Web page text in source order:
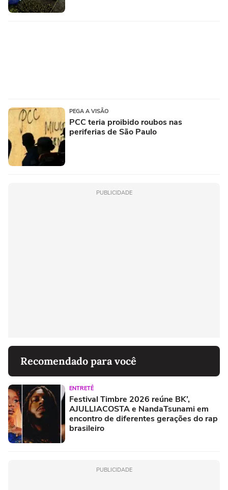
PEGA A VISÃO
PCC teria proibido roubos nas
periferias de São Paulo
PUBLICIDADE
Recomendado para você
ENTRETÊ
Festival Timbre 2026 reúne BK’,
AJULLIACOSTA e NandaTsunami em
encontro de diferentes gerações do rap
brasileiro
PUBLICIDADE